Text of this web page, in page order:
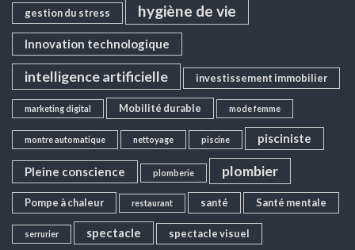
gestion du stress hygiène de vie
Innovation technologique
intelligence artificielle investissement immobilier
marketing digital Mobilité durable mode femme
montre automatique nettoyage piscine pisciniste
Pleine conscience plomberie plombier
Pompe à chaleur restaurant santé Santé mentale
serrurier spectacle spectacle visuel